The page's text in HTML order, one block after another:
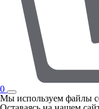
0
Мы используем файлы